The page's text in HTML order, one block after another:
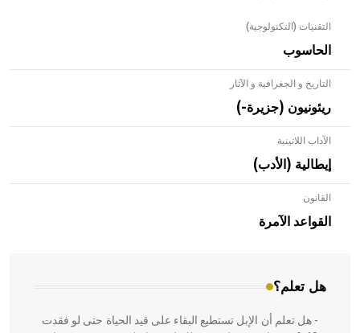
التقنيات (التكنولوجية)
الحاسوب
التاريخ و الجغرافية و الآثار
ريئونيون (جزيرة-)
الآداب اللاتينية
إيطالية (الأدب)
القانون
القواعد الآمرة
هل تعلم؟
- هل تعلم أن الأبلق نوع من الفنون الهندسية التي ارتبطت
بالعمارة الإسلامية في بلاد الشام ومصر خاصة، حيث يحرص
المعمار على بناء مداميكه وخاصة في الواجهات
- هل تعلم أن الإبل تستطيع البقاء على قيد الحياة حتى لو فقدت